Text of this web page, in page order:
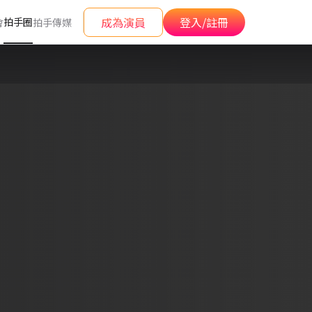
拍手圈拍手傳媒 成為演員 登入/註冊